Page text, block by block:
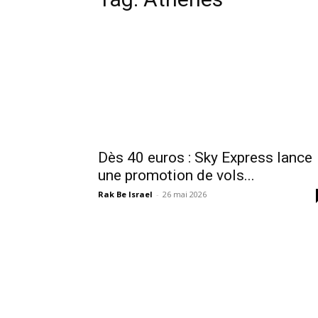
Dès 40 euros : Sky Express lance
une promotion de vols...
Rak Be Israel - 26 mai 2026